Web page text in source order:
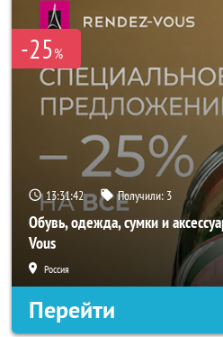
-25%
13:31:40 Получили: 3
Обувь, одежда, сумки и
Vous
Россия
Перейти